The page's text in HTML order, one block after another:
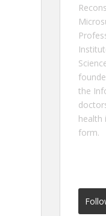
the
health
form.